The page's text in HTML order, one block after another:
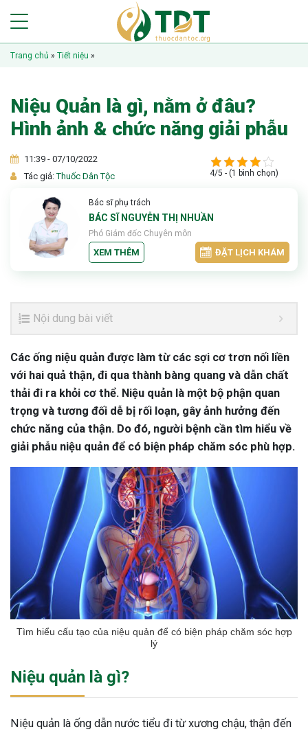
Trang chủ » Tiết niệu »
Niệu Quản là gì, nằm ở đâu?
Hình ảnh & chức năng giải phẫu
11:39 - 07/10/2022
Tác giả:Thuốc Dân Tộc 4/5 - (1 bình chọn)
Bác sĩ phụ trách
BÁC SĨ NGUYỄN THỊ NHUẦN
Phó Giám đốc Chuyên môn
XEM THÊM ĐẶT LỊCH KHÁM
Nội dung bài viết
Các ống niệu quản được làm từ các sợi cơ trơn nối liền
với hai quả thận, đi qua thành bàng quang và dẫn chất
thải đi ra khỏi cơ thể. Niệu quản là một bộ phận quan
trọng và tương đối dễ bị rối loạn, gây ảnh hưởng đến
chức năng của thận. Do đó, người bệnh cần tìm hiểu về
giải phẫu niệu quản để có biện pháp chăm sóc phù hợp.
Tìm hiểu cấu tạo của niệu quản để có biện pháp chăm sóc hợp
lý
Niệu quản là gì?
Niệu quản là ống dẫn nước tiểu đi từ xương chậu, thận đến